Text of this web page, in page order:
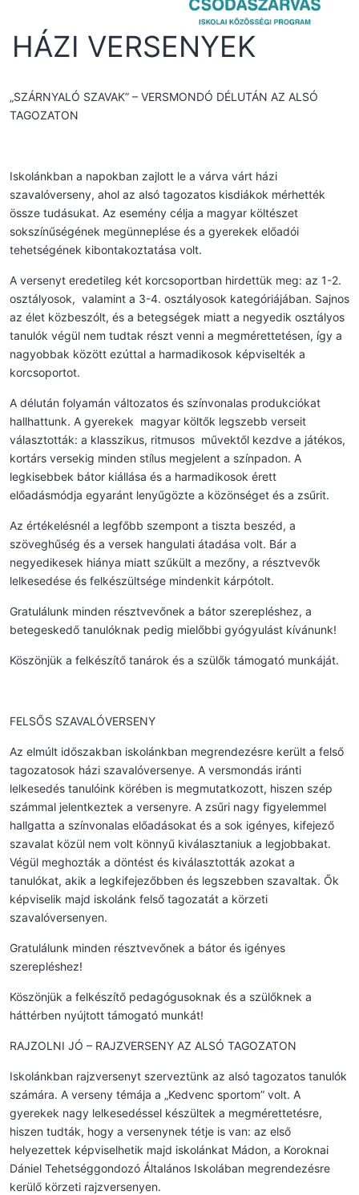
HÁZI VERSENYEK
„SZÁRNYALÓ SZAVAK” – VERSMONDÓ DÉLUTÁN AZ ALSÓ
TAGOZATON
Iskolánkban a napokban zajlott le a várva várt házi
szavalóverseny, ahol az alsó tagozatos kisdiákok mérhették
össze tudásukat. Az esemény célja a magyar költészet
sokszínűségének megünneplése és a gyerekek előadói
tehetségének kibontakoztatása volt.
A versenyt eredetileg két korcsoportban hirdettük meg: az 1-2.
osztályosok, valamint a 3-4. osztályosok kategóriájában. Sajnos
az élet közbeszólt, és a betegségek miatt a negyedik osztályos
tanulók végül nem tudtak részt venni a megmérettetésen, így a
nagyobbak között ezúttal a harmadikosok képviselték a
korcsoportot.
A délután folyamán változatos és színvonalas produkciókat
hallhattunk. A gyerekek magyar költők legszebb verseit
választották: a klasszikus, ritmusos művektől kezdve a játékos,
kortárs versekig minden stílus megjelent a színpadon. A
legkisebbek bátor kiállása és a harmadikosok érett
előadásmódja egyaránt lenyűgözte a közönséget és a zsűrit.
Az értékelésnél a legfőbb szempont a tiszta beszéd, a
szöveghűség és a versek hangulati átadása volt. Bár a
negyedikesek hiánya miatt szűkült a mezőny, a résztvevők
lelkesedése és felkészültsége mindenkit kárpótolt.
Gratulálunk minden résztvevőnek a bátor szerepléshez, a
betegeskedő tanulóknak pedig mielőbbi gyógyulást kívánunk!
Köszönjük a felkészítő tanárok és a szülők támogató munkáját.
FELSŐS SZAVALÓVERSENY
Az elmúlt időszakban iskolánkban megrendezésre került a felső
tagozatosok házi szavalóversenye. A versmondás iránti
lelkesedés tanulóink körében is megmutatkozott, hiszen szép
számmal jelentkeztek a versenyre. A zsűri nagy figyelemmel
hallgatta a színvonalas előadásokat és a sok igényes, kifejező
szavalat közül nem volt könnyű kiválasztaniuk a legjobbakat.
Végül meghozták a döntést és kiválasztották azokat a
tanulókat, akik a legkifejezőbben és legszebben szavaltak. Ők
képviselik majd iskolánk felső tagozatát a körzeti
szavalóversenyen.
Gratulálunk minden résztvevőnek a bátor és igényes
szerepléshez!
Köszönjük a felkészítő pedagógusoknak és a szülőknek a
háttérben nyújtott támogató munkát!
RAJZOLNI JÓ – RAJZVERSENY AZ ALSÓ TAGOZATON
Iskolánkban rajzversenyt szerveztünk az alsó tagozatos tanulók
számára. A verseny témája a „Kedvenc sportom” volt. A
gyerekek nagy lelkesedéssel készültek a megmérettetésre,
hiszen tudták, hogy a versenynek tétje is van: az első
helyezettek képviselhetik majd iskolánkat Mádon, a Koroknai
Dániel Tehetséggondozó Általános Iskolában megrendezésre
kerülő körzeti rajzversenyen.